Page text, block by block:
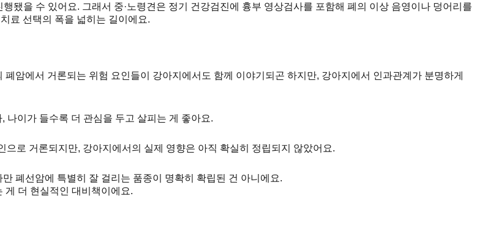
됐을 수 있어요. 그래서 중·노령견은 정기 건강검진에 흉부 영상검사를 포함해 폐의 이상 음영이나 덩어리를
료 선택의 폭을 넓히는 길이에요.
암에서 거론되는 위험 요인들이 강아지에서도 함께 이야기되곤 하지만, 강아지에서 인과관계가 분명하게
나이가 들수록 더 관심을 두고 살피는 게 좋아요.
으로 거론되지만, 강아지에서의 실제 영향은 아직 확실히 정립되지 않았어요.
폐선암에 특별히 잘 걸리는 품종이 명확히 확립된 건 아니에요.
게 더 현실적인 대비책이에요.